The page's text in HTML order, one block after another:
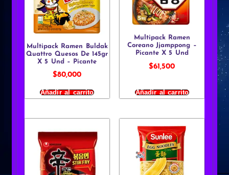
Multipack Ramen Buldak
Quattro Quesos De 145gr
X 5 Und – Picante
$80,000
Añadir al carrito
Multipack Ramen
Coreano Jjamppong –
Picante X 5 Und
$61,500
Añadir al carrito